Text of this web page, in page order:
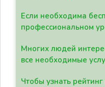
Если необходима
профессиональном
Многих людей
все необходимые
Чтобы узнать